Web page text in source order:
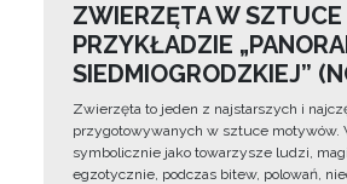
ZWIERZĘTA W SZTUCE
PRZYKŁADZIE
SIEDMIOGRODZKIEJ”
Zwierzęta to jeden z najstarszych i
przygotowywanych w sztuce motywów.
symbolicznie jako towarzysze ludzi,
egzotycznie, podczas bitew, polowań,